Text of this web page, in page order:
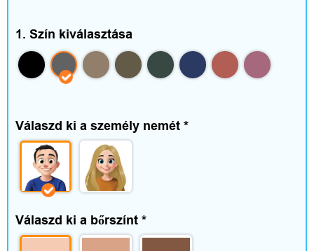
é
s
k
i
e
g
s
1. Szín kiválasztása
Válaszd ki a személy nemét *
Válaszd ki a bőrszínt *